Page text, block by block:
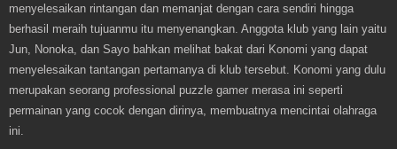
menyelesaikan rintangan dan memanjat dengan cara sendiri hingga
berhasil meraih tujuanmu itu menyenangkan. Anggota klub yang lain yaitu
Jun, Nonoka, dan Sayo bahkan melihat bakat dari Konomi yang dapat
menyelesaikan tantangan pertamanya di klub tersebut. Konomi yang dulu
merupakan seorang professional puzzle gamer merasa ini seperti
permainan yang cocok dengan dirinya, membuatnya mencintai olahraga
ini.